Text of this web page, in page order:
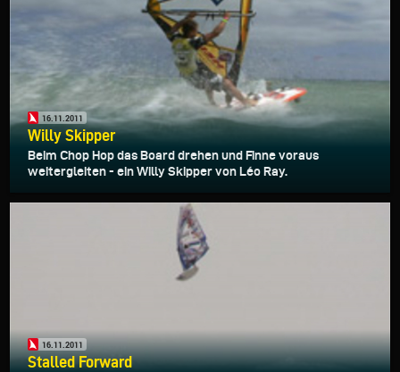
16.11.2011
Willy Skipper
Beim Chop Hop das Board drehen und Finne voraus
weitergleiten - ein Willy Skipper von Léo Ray.
16.11.2011
Stalled Forward